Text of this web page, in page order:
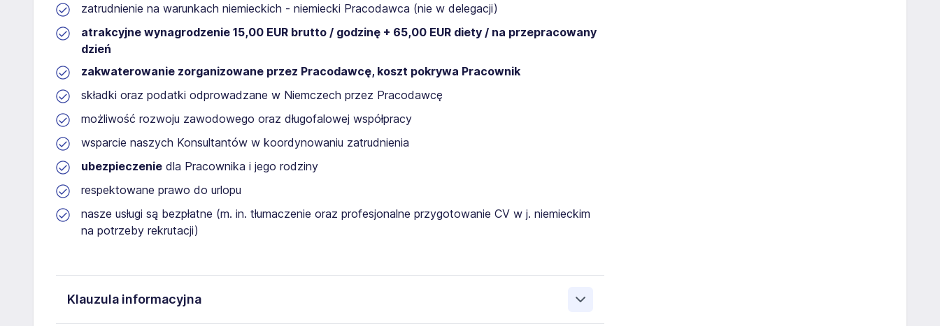
zatrudnienie na warunkach niemieckich - niemiecki Pracodawca (nie w delegacji)
atrakcyjne wynagrodzenie 15,00 EUR brutto / godzinę + 65,00 EUR diety / na przepracowany
dzień
zakwaterowanie zorganizowane przez Pracodawcę, koszt pokrywa Pracownik
składki oraz podatki odprowadzane w Niemczech przez Pracodawcę
możliwość rozwoju zawodowego oraz długofalowej współpracy
wsparcie naszych Konsultantów w koordynowaniu zatrudnienia
ubezpieczenie dla Pracownika i jego rodziny
respektowane prawo do urlopu
nasze usługi są bezpłatne (m. in. tłumaczenie oraz profesjonalne przygotowanie CV w j. niemieckim
na potrzeby rekrutacji)
Klauzula informacyjna